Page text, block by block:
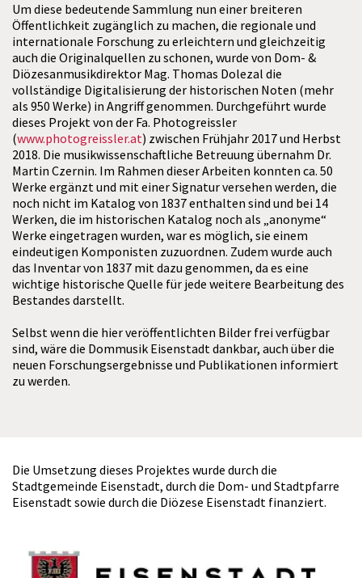
Um diese bedeutende Sammlung nun einer breiteren
Öffentlichkeit zugänglich zu machen, die regionale und
internationale Forschung zu erleichtern und gleichzeitig
auch die Originalquellen zu schonen, wurde von Dom- &
Diözesanmusikdirektor Mag. Thomas Dolezal die
vollständige Digitalisierung der historischen Noten (mehr
als 950 Werke) in Angriff genommen. Durchgeführt wurde
dieses Projekt von der Fa. Photogreissler
(www.photogreissler.at) zwischen Frühjahr 2017 und Herbst
2018. Die musikwissenschaftliche Betreuung übernahm Dr.
Martin Czernin. Im Rahmen dieser Arbeiten konnten ca. 50
Werke ergänzt und mit einer Signatur versehen werden, die
noch nicht im Katalog von 1837 enthalten sind und bei 14
Werken, die im historischen Katalog noch als „anonyme“
Werke eingetragen wurden, war es möglich, sie einem
eindeutigen Komponisten zuzuordnen. Zudem wurde auch
das Inventar von 1837 mit dazu genommen, da es eine
wichtige historische Quelle für jede weitere Bearbeitung des
Bestandes darstellt.
Selbst wenn die hier veröffentlichten Bilder frei verfügbar
sind, wäre die Dommusik Eisenstadt dankbar, auch über die
neuen Forschungsergebnisse und Publikationen informiert
zu werden.
Die Umsetzung dieses Projektes wurde durch die
Stadtgemeinde Eisenstadt, durch die Dom- und Stadtpfarre
Eisenstadt sowie durch die Diözese Eisenstadt finanziert.